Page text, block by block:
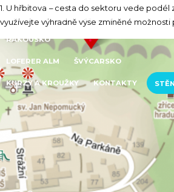
PUNTA GIRADILI IL CAPO RED CHILLI
RAKOUSKO
LOFERER ALM ŠVÝCARSKO
KURZY A KROUŽKY KONTAKTY
1. U hřbitova – cesta do sektoru vede
využívejte výhradně výše zmíněné možnosti